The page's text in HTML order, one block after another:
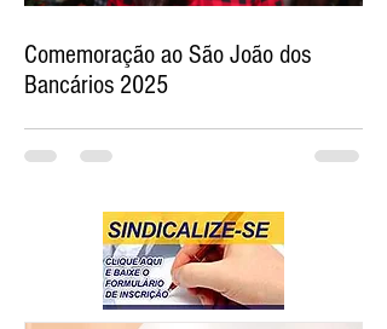
Comemoração ao São João dos
Bancários 2025